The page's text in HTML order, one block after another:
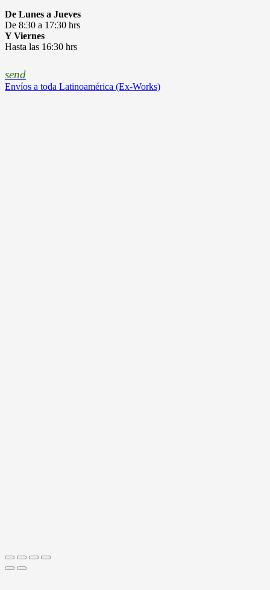
De Lunes a Jueves
De 8:30 a 17:30 hrs
Y Viernes
Hasta las 16:30 hrs
send
Envíos a toda Latinoamérica (Ex-Works)